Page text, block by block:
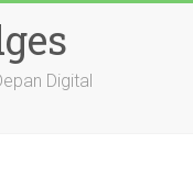
Digital